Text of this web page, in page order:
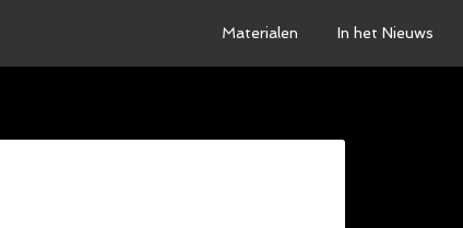
Materialen In het Nieuws